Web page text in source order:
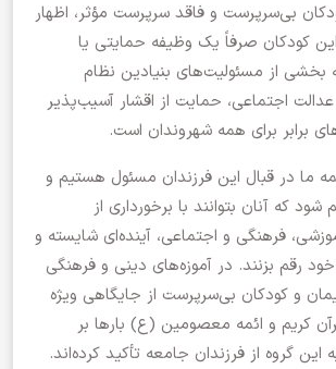
بی‌سرپرست و فاقد سرپرست مؤثر، اظهار
کودکان صرفاً یک وظیفه حمایتی یا
بخشی از مسئولیت‌های بنیادین نظام
اجتماعی، حمایت از اقشار آسیب‌پذیر
برابر برای همه شهروندان است.
ما در قبال این فرزندان مسئول هستیم و
که آنان بتوانند با برخورداری از
فرهنگی و اجتماعی، آینده‌ای شایسته و
خود رقم بزنند. در آموزه‌های دینی و فرهنگی
و کودکان بی‌سرپرست از جایگاهی ویژه
کریم و ائمه معصومین (ع) بارها بر
گروه از فرزندان جامعه تأکید کرده‌اند.